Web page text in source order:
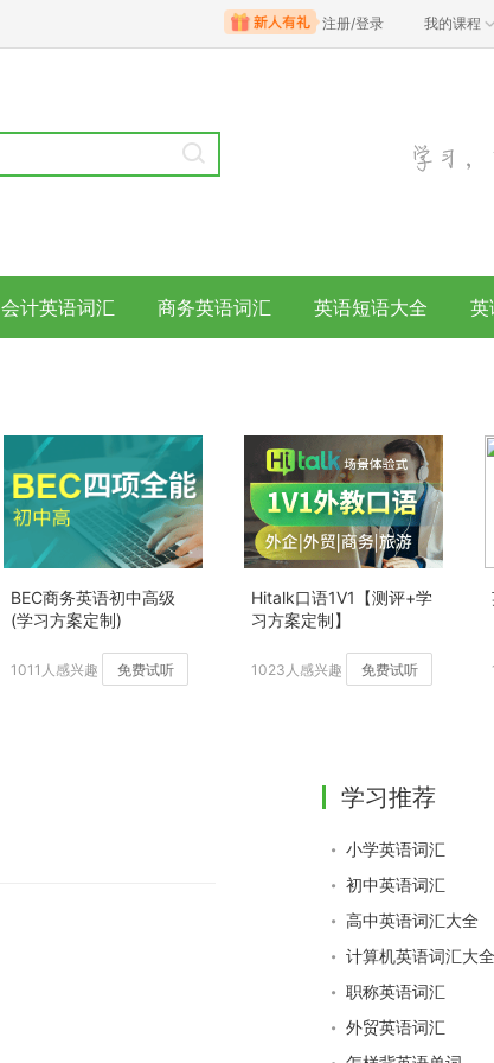
注册/登录 我的课程
会计英语词汇 商务英语词汇 英语短语大全 英
BEC商务英语初中高级
(学习方案定制)
1011人感兴趣 免费试听
Hitalk口语1V1【测评+学
习方案定制】
1023人感兴趣 免费试听
学习推荐
小学英语词汇
初中英语词汇
高中英语词汇大全
计算机英语词汇大全
职称英语词汇
外贸英语词汇